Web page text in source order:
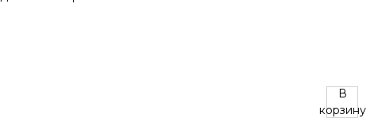
В
корзину